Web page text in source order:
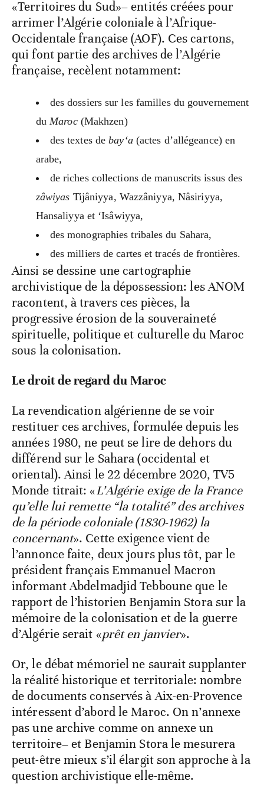
«Territoires du Sud»– entités créées pour
arrimer l’Algérie coloniale à l’Afrique-
Occidentale française (AOF). Ces cartons,
qui font partie des archives de l’Algérie
française, recèlent notamment:
des dossiers sur les familles du gouvernement
duMaroc(Makhzen)
des textes debay‘a(actes d’allégeance) en
arabe,
de riches collections de manuscrits issus des
zâwiyas Tijâniyya, Wazzâniyya, Nâsiriyya,
Hansaliyya et ‘Isâwiyya,
des monographies tribales du Sahara,
des milliers de cartes et tracés de frontières.
Ainsi se dessine une cartographie
archivistique de la dépossession: les ANOM
racontent, à travers ces pièces, la
progressive érosion de la souveraineté
spirituelle, politique et culturelle du Maroc
sous la colonisation.
Le droit de regard du Maroc
La revendication algérienne de se voir
restituer ces archives, formulée depuis les
années 1980, ne peut se lire de dehors du
différend sur le Sahara (occidental et
oriental). Ainsi le 22 décembre 2020, TV5
Monde titrait: «L’Algérie exige de la France
qu’elle lui remette “la totalité” des archives
de la période coloniale (1830-1962) la
concernant». Cette exigence vient de
l’annonce faite, deux jours plus tôt, par le
président français Emmanuel Macron
informant Abdelmadjid Tebboune que le
rapport de l’historien Benjamin Stora sur la
mémoire de la colonisation et de la guerre
d’Algérie serait «prêt en janvier».
Or, le débat mémoriel ne saurait supplanter
la réalité historique et territoriale: nombre
de documents conservés à Aix-en-Provence
intéressent d’abord le Maroc. On n’annexe
pas une archive comme on annexe un
territoire– et Benjamin Stora le mesurera
peut-être mieux s’il élargit son approche à la
question archivistique elle-même.